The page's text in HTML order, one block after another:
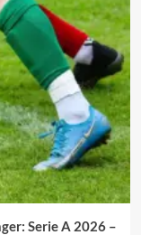
Serie A 2026 –